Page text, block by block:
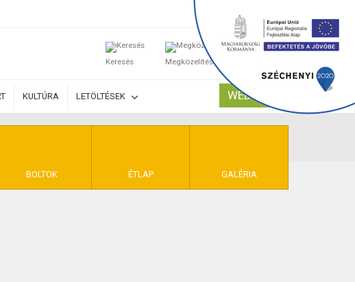
Keresés Megközelítés
0
KULTÚRA LETÖLTÉSEK WEBSHOP
BOLTOK ÉTLAP GALÉRIA